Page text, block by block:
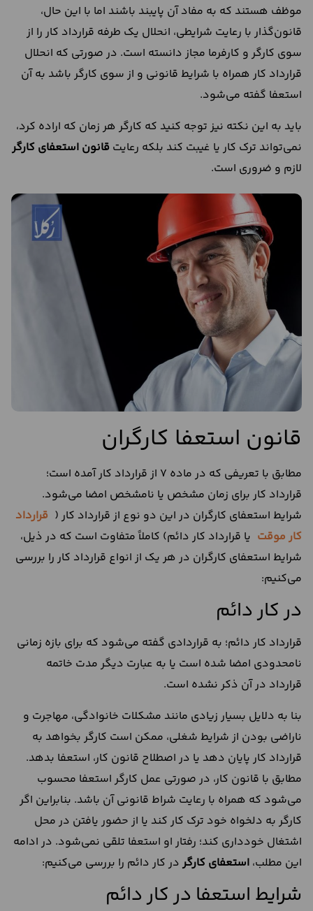
موظف هستند که به مفاد آن پایبند باشند اما با این حال،
قانون‌گذار با رعایت شرایطی، انحلال یک طرفه قرارداد کار را از
سوی کارگر و کارفرما مجاز دانسته است. در صورتی که انحلال
قرارداد کار همراه با شرایط قانونی و از سوی کارگر باشد به آن
استعفا گفته می‌شود.
باید به این نکته نیز توجه کنید که کارگر هر زمان که اراده کرد،
نمی‌تواند ترک کار یا غیبت کند بلکه رعایت قانون استعفای کارگر
لازم و ضروری است.
قانون استعفا کارگران
مطابق با تعریفی که در ماده 7 از قرارداد کار آمده است؛
قرارداد کار برای زمان مشخص یا نامشخص امضا می‌شود.
شرایط استعفای کارگران در این دو نوع از قرارداد کار ( قرارداد
کار موقت یا قرارداد کار دائم) کاملاً متفاوت است که در ذیل،
شرایط استعفای کارگران در هر یک از انواع قرارداد کار را بررسی
می‌کنیم:
در کار دائم
قرارداد کار دائم؛ به قراردادی گفته می‌شود که برای بازه زمانی
نامحدودی امضا شده است یا به عبارت دیگر مدت خاتمه
قرارداد در آن ذکر نشده است.
بنا به دلایل بسیار زیادی مانند مشکلات خانوادگی، مهاجرت و
ناراضی بودن از شرایط شغلی، ممکن است کارگر بخواهد به
قرارداد کار پایان دهد یا در اصطلاح قانون کار، استعفا بدهد.
مطابق با قانون کار، در صورتی عمل کارگر استعفا محسوب
می‌شود که همراه با رعایت شراط قانونی آن باشد. بنابراین اگر
کارگر به دلخواه خود ترک کار کند یا از حضور یافتن در محل
اشتغال خودداری کند؛ رفتار او استعفا تلقی نمی‌شود. در ادامه
این مطلب، استعفای کارگر در کار دائم را بررسی می‌کنیم:
شرایط استعفا در کار دائم